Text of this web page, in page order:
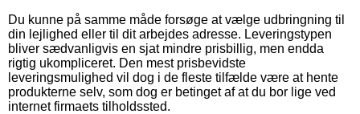
Du kunne på samme måde forsøge at vælge udbringning til
din lejlighed eller til dit arbejdes adresse. Leveringstypen
bliver sædvanligvis en sjat mindre prisbillig, men endda
rigtig ukompliceret. Den mest prisbevidste
leveringsmulighed vil dog i de fleste tilfælde være at hente
produkterne selv, som dog er betinget af at du bor lige ved
internet firmaets tilholdssted.